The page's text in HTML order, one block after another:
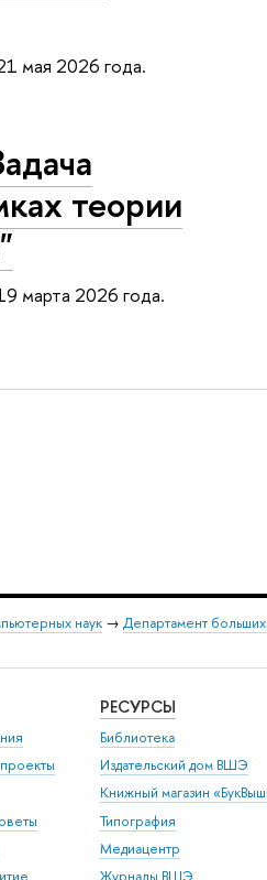
мая 2026 года.
теории
марта 2026 года.
наук → Департамент
РЕСУРСЫ
Библиотека
Издательский дом ВШЭ
Книжный магазин
Типография
Медиацентр